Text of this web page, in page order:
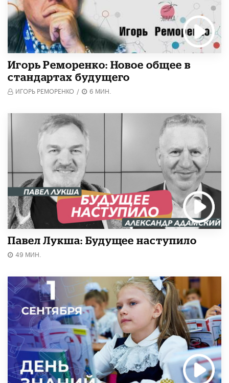
Игорь Реморенко: Новое общее в
стандартах будущего
ИГОРЬ РЕМОРЕНКО / 6 МИН.
Павел Лукша: Будущее наступило
49 МИН.